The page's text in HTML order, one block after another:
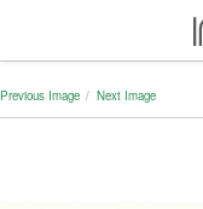
Previous Image Next Image